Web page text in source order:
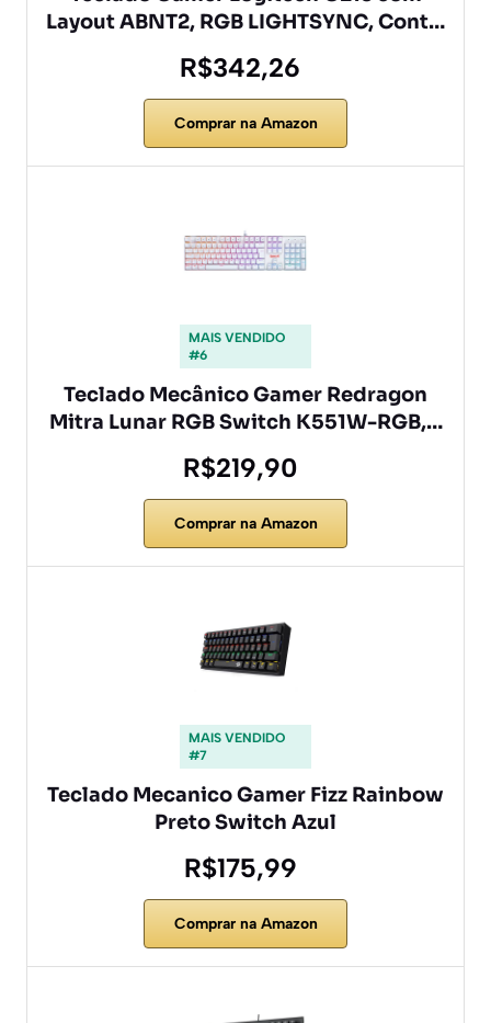
Layout ABNT2, RGB LIGHTSYNC, Cont…
R$342,26
Comprar na Amazon
MAIS VENDIDO
#6
Teclado Mecânico Gamer Redragon
Mitra Lunar RGB Switch K551W-RGB,…
R$219,90
Comprar na Amazon
MAIS VENDIDO
#7
Teclado Mecanico Gamer Fizz Rainbow
Preto Switch Azul
R$175,99
Comprar na Amazon